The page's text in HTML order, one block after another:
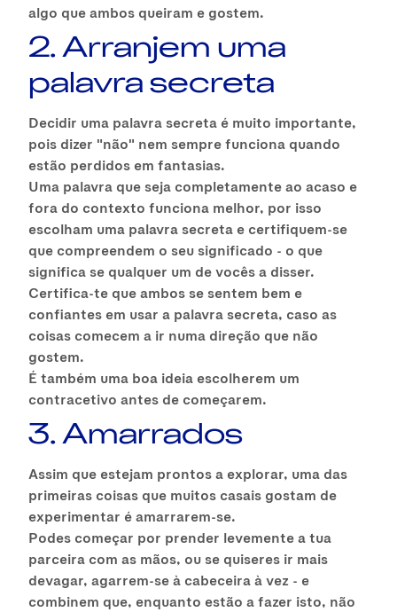
algo que ambos queiram e gostem.
2. Arranjem uma
palavra secreta
Decidir uma palavra secreta é muito importante,
pois dizer "não" nem sempre funciona quando
estão perdidos em fantasias.
Uma palavra que seja completamente ao acaso e
fora do contexto funciona melhor, por isso
escolham uma palavra secreta e certifiquem-se
que compreendem o seu significado - o que
significa se qualquer um de vocês a disser.
Certifica-te que ambos se sentem bem e
confiantes em usar a palavra secreta, caso as
coisas comecem a ir numa direção que não
gostem.
É também uma boa ideia escolherem um
contracetivo antes de começarem.
3. Amarrados
Assim que estejam prontos a explorar, uma das
primeiras coisas que muitos casais gostam de
experimentar é amarrarem-se.
Podes começar por prender levemente a tua
parceira com as mãos, ou se quiseres ir mais
devagar, agarrem-se à cabeceira à vez - e
combinem que, enquanto estão a fazer isto, não